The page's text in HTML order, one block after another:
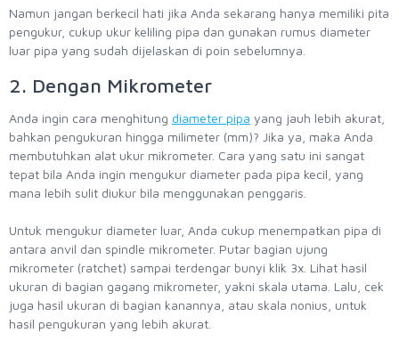
Namun jangan berkecil hati jika Anda sekarang hanya memiliki pita
pengukur, cukup ukur keliling pipa dan gunakan rumus diameter
luar pipa yang sudah dijelaskan di poin sebelumnya.
2. Dengan Mikrometer
Anda ingin cara menghitung diameter pipa yang jauh lebih akurat,
bahkan pengukuran hingga milimeter (mm)? Jika ya, maka Anda
membutuhkan alat ukur mikrometer. Cara yang satu ini sangat
tepat bila Anda ingin mengukur diameter pada pipa kecil, yang
mana lebih sulit diukur bila menggunakan penggaris.
Untuk mengukur diameter luar, Anda cukup menempatkan pipa di
antara anvil dan spindle mikrometer. Putar bagian ujung
mikrometer (ratchet) sampai terdengar bunyi klik 3x. Lihat hasil
ukuran di bagian gagang mikrometer, yakni skala utama. Lalu, cek
juga hasil ukuran di bagian kanannya, atau skala nonius, untuk
hasil pengukuran yang lebih akurat.